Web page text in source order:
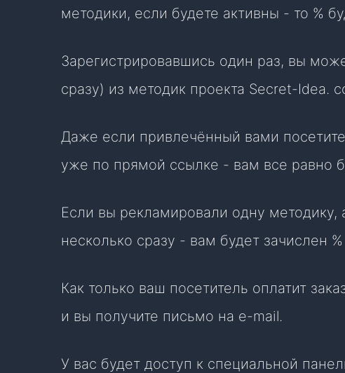
методики, если будете активны - то %
Зарегистрировавшись один раз, вы
сразу) из методик проекта Secret-Idea.
Даже если привлечённый вами
уже по прямой ссылке - вам все равно
Если вы рекламировали одну методику,
несколько сразу - вам будет зачислен
Как только ваш посетитель оплатит
и вы получите письмо на e-mail.
У вас будет доступ к специальной